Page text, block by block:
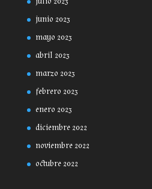
junio 2023
mayo 2023
abril 2023
marzo 2023
febrero 2023
enero 2023
diciembre 2022
noviembre 2022
octubre 2022